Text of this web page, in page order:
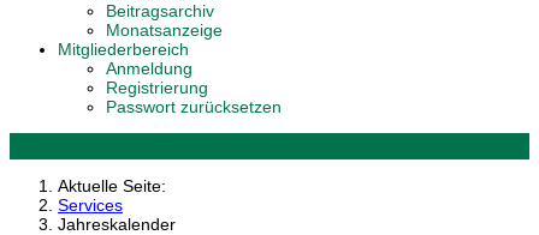
Beitragsarchiv
Monatsanzeige
Mitgliederbereich
Anmeldung
Registrierung
Passwort zurücksetzen
Aktuelle Seite:
Services
Jahreskalender